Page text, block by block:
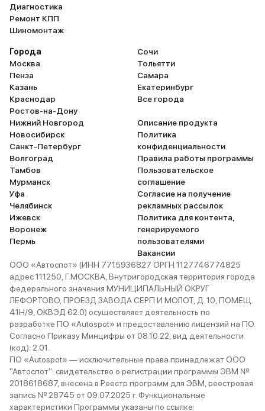
Диагностика
Ремонт КПП
Шиномонтаж
Города
Москва
Пенза
Казань
Краснодар
Ростов-на-Дону
Нижний Новгород
Новосибирск
Санкт-Петербург
Волгоград
Тамбов
Мурманск
Уфа
Челябинск
Ижевск
Воронеж
Пермь
Сочи
Тольятти
Самара
Екатеринбург
Все города
Описание продукта
Политика
конфиденциальности
Правила работы программы
Пользовательское
соглашение
Согласие на получение
рекламных рассылок
Политика для контента,
генерируемого
пользователями
Вакансии
ООО «Автоспот» (ИНН 7715936827 ОРГН 1127746774825
адрес 111250, Г.МОСКВА, Внутригородская территория города
федерального значения МУНИЦИПАЛЬНЫЙ ОКРУГ
ЛЕФОРТОВО, ПРОЕЗД ЗАВОДА СЕРП И МОЛОТ, Д. 10, ПОМЕЩ.
41Н/9, ОКВЭД 62.0) осуществляет деятельность по
разработке ПО «Autospot» и предоставлению лицензий на ПО.
Согласно Приказу Минцифры от 08.10.22, вид деятельности
(код): 2.01.
ПО «Autospot» — исключительные права принадлежат ООО
"Автоспот": свидетельство о регистрации программы ЭВМ №
2018618687, внесена в Реестр программ для ЭВМ, реестровая
запись № 28745 от 09.07.2025 г. Функциональные
характеристики Программы указаны по ссылке: